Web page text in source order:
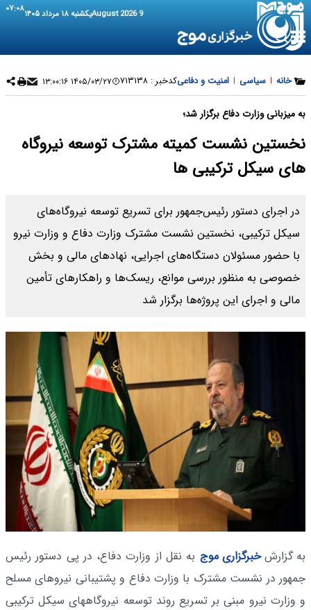
9 August 2026 یکشنبه ۱۸ مرداد ۱۴۰۵ ۰۷:۰۸
خانه | سیاسی | امنیت و دفاعیکدخبر : ۷۱۳۱۳۸ ۱۴۰۵/۰۳/۲۷ ۱۳:۰۰:۱۶
به میزبانی وزارت دفاع برگزار شد؛
نخستین نشست کمیته مشترک توسعه نیروگاه
های سیکل ترکیبی ها
در اجرای دستور رئیس‌جمهور برای تسریع توسعه نیروگاه‌های
سیکل ترکیبی، نخستین نشست مشترک وزارت دفاع و وزارت نیرو
با حضور مسئولان دستگاه‌های اجرایی، نهادهای مالی و بخش
خصوصی به منظور بررسی موانع، ریسک‌ها و راهکارهای تأمین
مالی و اجرای این پروژه‌ها برگزار شد
به گزارشخبرگزاری موج به نقل از وزارت دفاع، در پی دستور رئیس
جمهور در نشست مشترک با وزارت دفاع و پشتیبانی نیروهای مسلح
و وزارت نیرو مبنی بر تسریع روند توسعه نیروگاههای سیکل ترکیبی